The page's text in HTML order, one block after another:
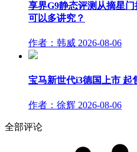
享界G9静态评测从摘星
可以多讲究？
作者：韩威 2026-08-06
宝马新世代i3德国上市 起
作者：徐辉 2026-08-06
全部评论